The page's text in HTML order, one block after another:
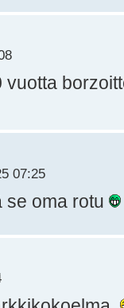
vuotta
07:25
se oma rotu